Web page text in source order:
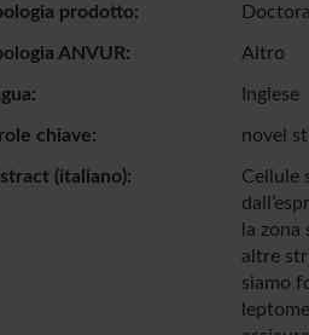
prodotto:
ANVUR: Altro
Inglese
chiave: novel
(italiano):
Cellule
la
altre
siamo